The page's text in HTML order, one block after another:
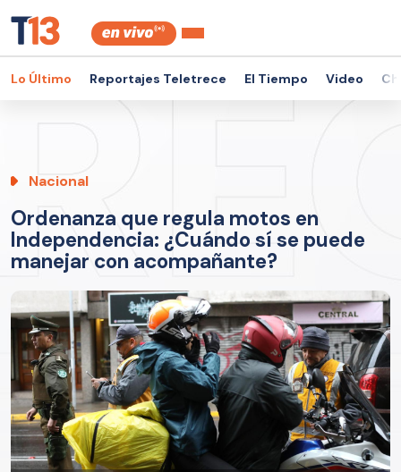
Lo Último Reportajes Teletrece El Tiempo Video
Nacional
Ordenanza que regula motos en
Independencia: ¿Cuándo sí se puede
manejar con acompañante?